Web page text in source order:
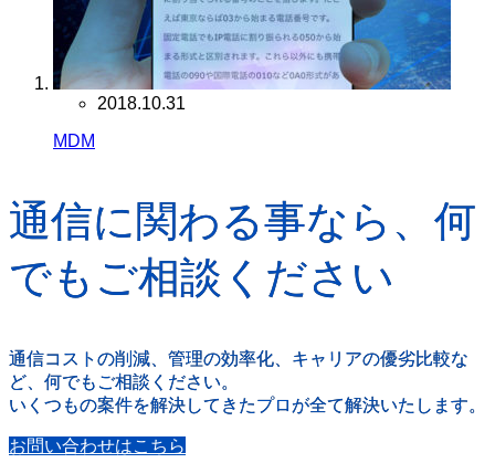
2018.10.31
MDM
通信に関わる事なら、何
でもご相談ください
通信コストの削減、管理の効率化、キャリアの優劣比較な
ど、何でもご相談ください。
いくつもの案件を解決してきたプロが全て解決いたします。
お問い合わせはこちら